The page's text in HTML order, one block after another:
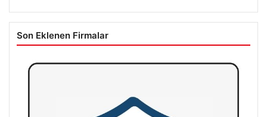
Son Eklenen Firmalar